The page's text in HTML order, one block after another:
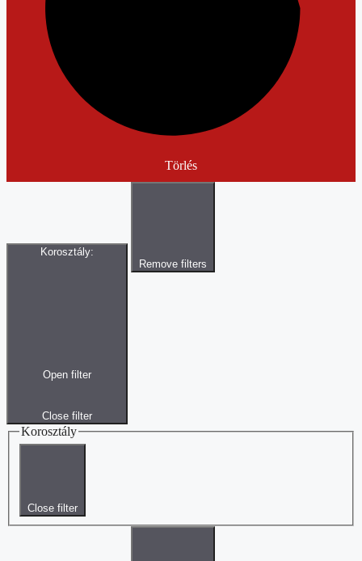
Törlés
Korosztály:
Open filter
Close filter
Remove filters
Korosztály
Close filter